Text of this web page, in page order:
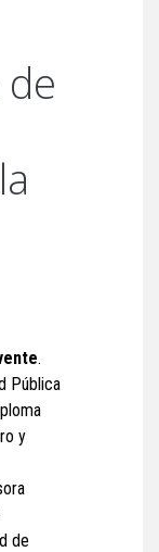
.
Pública
y
de